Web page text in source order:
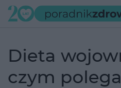
dieta wojownika na
czym polega